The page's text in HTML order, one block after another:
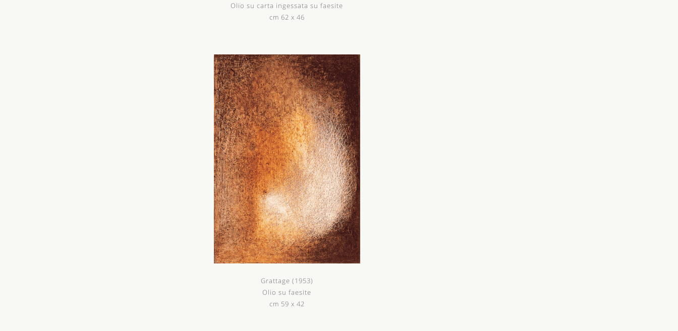
Olio su carta ingessata su faesite
cm 62 x 46
Grattage (1953)
Olio su faesite
cm 59 x 42